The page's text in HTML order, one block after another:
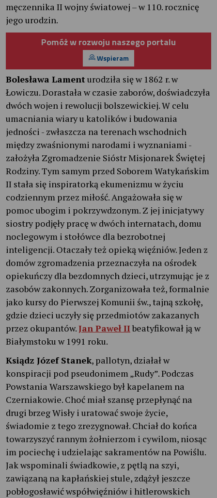
męczennika II wojny światowej – w 110. rocznicę
jego urodzin.
Pomóż w rozwoju naszego portalu
Wspieram
Bolesława Lamenturodziła się w 1862 r. w
Łowiczu. Dorastała w czasie zaborów, doświadczyła
dwóch wojen i rewolucji bolszewickiej. W celu
umacniania wiary u katolików i budowania
jedności - zwłaszcza na terenach wschodnich
między zwaśnionymi narodami i wyznaniami -
założyła Zgromadzenie Sióstr Misjonarek Świętej
Rodziny. Tym samym przed Soborem Watykańskim
II stała się inspiratorką ekumenizmu w życiu
codziennym przez miłość. Angażowała się w
pomoc ubogim i pokrzywdzonym. Z jej inicjatywy
siostry podjęły pracę w dwóch internatach, domu
noclegowym i stołówce dla bezrobotnej
inteligencji. Otaczały też opieką więźniów. Jeden z
domów zgromadzenia przeznaczyła na ośrodek
opiekuńczy dla bezdomnych dzieci, utrzymując je z
zasobów zakonnych. Zorganizowała też, formalnie
jako kursy do Pierwszej Komunii św., tajną szkołę,
gdzie dzieci uczyły się przedmiotów zakazanych
przez okupantów.Jan Paweł IIbeatyfikował ją w
Białymstoku w 1991 roku.
Ksiądz Józef Stanek, pallotyn, działał w
konspiracji pod pseudonimem „Rudy”. Podczas
Powstania Warszawskiego był kapelanem na
Czerniakowie. Choć miał szansę przepłynąć na
drugi brzeg Wisły i uratować swoje życie,
świadomie z tego zrezygnował. Chciał do końca
towarzyszyć rannym żołnierzom i cywilom, niosąc
im pociechę i udzielając sakramentów na Powiślu.
Jak wspominali świadkowie, z pętlą na szyi,
zawiązaną na kapłańskiej stule, zdążył jeszcze
pobłogosławić współwięźniów i hitlerowskich